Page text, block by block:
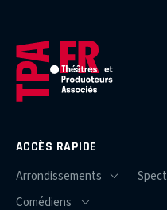
ACCÈS RAPIDE